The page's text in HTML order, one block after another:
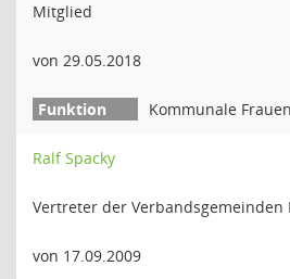
Mitglied
von 29.05.2018
Kommunale
Ralf Spacky
Vertreter der Verbandsgemeinden
von 17.09.2009